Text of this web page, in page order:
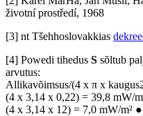
životní prostředí, 1968
[3] nt Tšehhoslovakkias
[4] Powedi tihedus S sõltub
arvutus:
Allikavõimsus/(4 x π x
(4 x 3,14 x 0,22) = 39,8 mW/
(4 x 3,14 x 12) = 7,0 mW/m²